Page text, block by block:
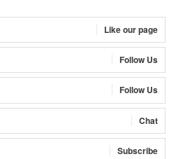
Like our page
Follow Us
Follow Us
Chat
Subscribe